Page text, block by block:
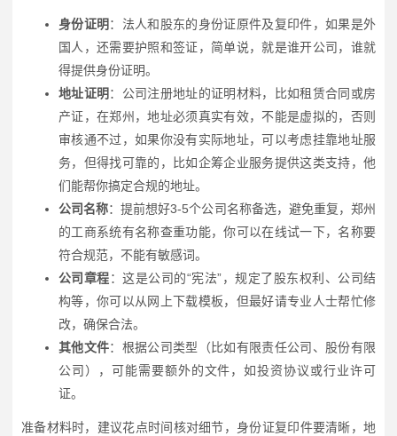
身份证明 ：法人和股东的身份证原件及复印件，如果是外
国人，还需要护照和签证，简单说，就是谁开公司，谁就
得提供身份证明。
地址证明 ：公司注册地址的证明材料，比如租赁合同或房
产证，在郑州，地址必须真实有效，不能是虚拟的，否则
审核通不过，如果你没有实际地址，可以考虑挂靠地址服
务，但得找可靠的，比如企筹企业服务提供这类支持，他
们能帮你搞定合规的地址。
公司名称：提前想好3-5个公司名称备选，避免重复，郑州
的工商系统有名称查重功能，你可以在线试一下，名称要
符合规范，不能有敏感词。
公司章程：这是公司的“宪法”，规定了股东权利、公司结
构等，你可以从网上下载模板，但最好请专业人士帮忙修
改，确保合法。
其他文件：根据公司类型（比如有限责任公司、股份有限
公司），可能需要额外的文件，如投资协议或行业许可
证。
准备材料时，建议花点时间核对细节，身份证复印件要清晰，地